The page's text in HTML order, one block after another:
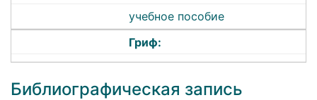
учебное пособие
Гриф:
Библиографическая запись